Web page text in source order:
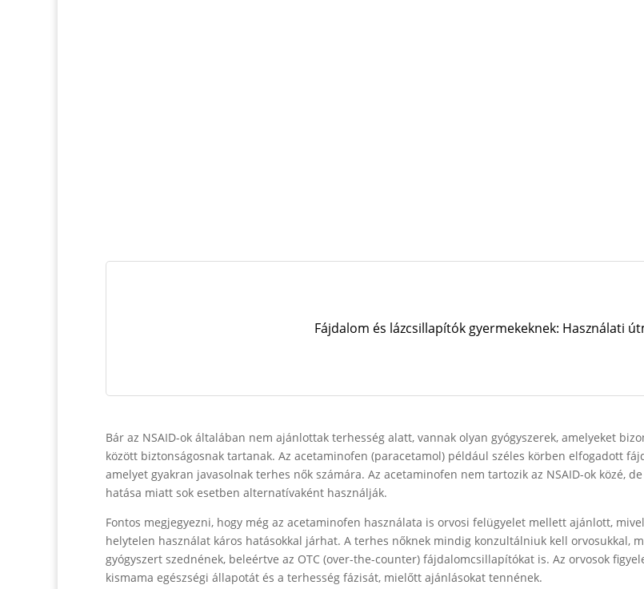
Fájdalom és lázcsillapítók gyermekeknek: Használati
Bár az NSAID-ok általában nem ajánlottak terhesség alatt, vannak olyan gyógyszerek, amelyeket
között biztonságosnak tartanak. Az acetaminofen (paracetamol) például széles körben elfogadott
amelyet gyakran javasolnak terhes nők számára. Az acetaminofen nem tartozik az NSAID-ok közé,
hatása miatt sok esetben alternatívaként használják.
Fontos megjegyezni, hogy még az acetaminofen használata is orvosi felügyelet mellett ajánlott,
helytelen használat káros hatásokkal járhat. A terhes nőknek mindig konzultálniuk kell orvosukkal,
gyógyszert szednének, beleértve az OTC (over-the-counter) fájdalomcsillapítókat is. Az orvosok
kismama egészségi állapotát és a terhesség fázisát, mielőtt ajánlásokat tennének.